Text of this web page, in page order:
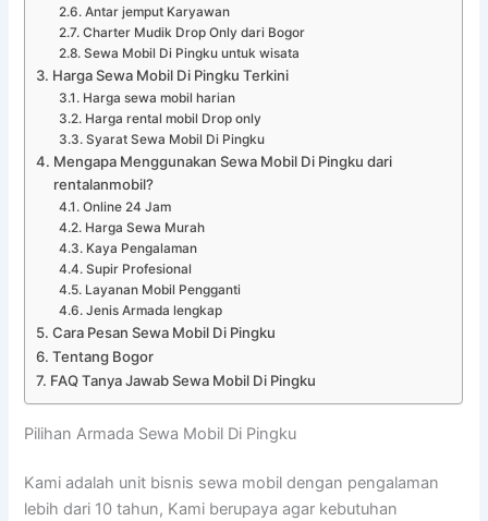
Antar jemput Karyawan
Charter Mudik Drop Only dari Bogor
Sewa Mobil Di Pingku untuk wisata
Harga Sewa Mobil Di Pingku Terkini
Harga sewa mobil harian
Harga rental mobil Drop only
Syarat Sewa Mobil Di Pingku
Mengapa Menggunakan Sewa Mobil Di Pingku dari
rentalanmobil?
Online 24 Jam
Harga Sewa Murah
Kaya Pengalaman
Supir Profesional
Layanan Mobil Pengganti
Jenis Armada lengkap
Cara Pesan Sewa Mobil Di Pingku
Tentang Bogor
FAQ Tanya Jawab Sewa Mobil Di Pingku
Pilihan Armada Sewa Mobil Di Pingku
Kami adalah unit bisnis sewa mobil dengan pengalaman
lebih dari 10 tahun, Kami berupaya agar kebutuhan